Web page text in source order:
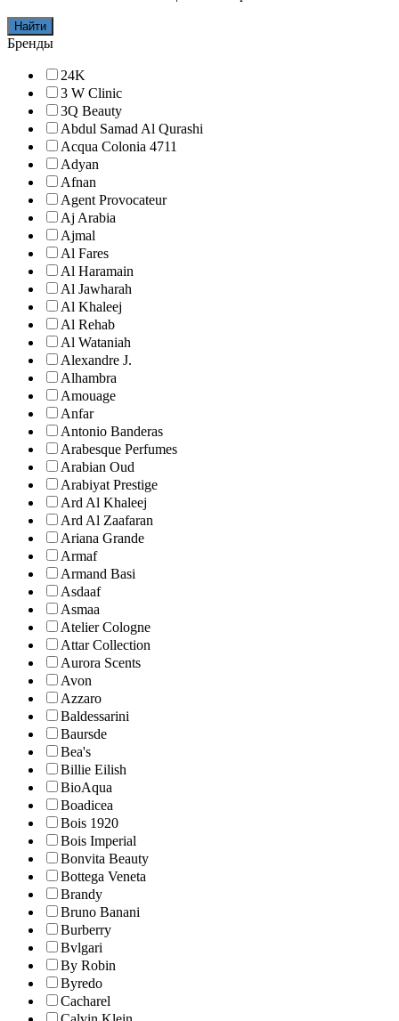
Найти
Бренды
24K
3 W Clinic
3Q Beauty
Abdul Samad Al Qurashi
Acqua Colonia 4711
Adyan
Afnan
Agent Provocateur
Aj Arabia
Ajmal
Al Fares
Al Haramain
Al Jawharah
Al Khaleej
Al Rehab
Al Wataniah
Alexandre J.
Alhambra
Amouage
Anfar
Antonio Banderas
Arabesque Perfumes
Arabian Oud
Arabiyat Prestige
Ard Al Khaleej
Ard Al Zaafaran
Ariana Grande
Armaf
Armand Basi
Asdaaf
Asmaa
Atelier Cologne
Attar Collection
Aurora Scents
Avon
Azzaro
Baldessarini
Baursde
Bea's
Billie Eilish
BioAqua
Boadicea
Bois 1920
Bois Imperial
Bonvita Beauty
Bottega Veneta
Brandy
Bruno Banani
Burberry
Bvlgari
By Robin
Byredo
Cacharel